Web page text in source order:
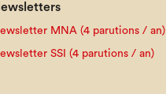
MNA (4 parutions / an)
SSI (4 parutions / an)